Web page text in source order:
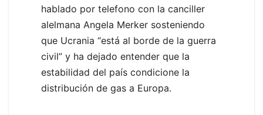
hablado por telefono con la canciller
alelmana Angela Merker sosteniendo
que Ucrania “está al borde de la guerra
civil” y ha dejado entender que la
estabilidad del país condicione la
distribución de gas a Europa.